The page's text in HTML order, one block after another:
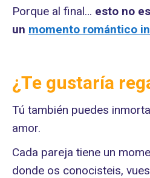
Porque al final… esto no
un momento romántico
¿Te gustaría
Tú también puedes
amor.
Cada pareja tiene un
donde os conocisteis,